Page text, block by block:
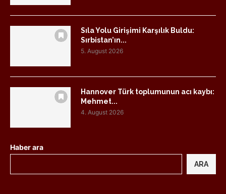
Sıla Yolu Girişimi Karşılık Buldu:
Sırbistan’ın...
5. August 2026
Hannover Türk toplumunun acı kaybı:
Mehmet...
4. August 2026
Haber ara
ARA